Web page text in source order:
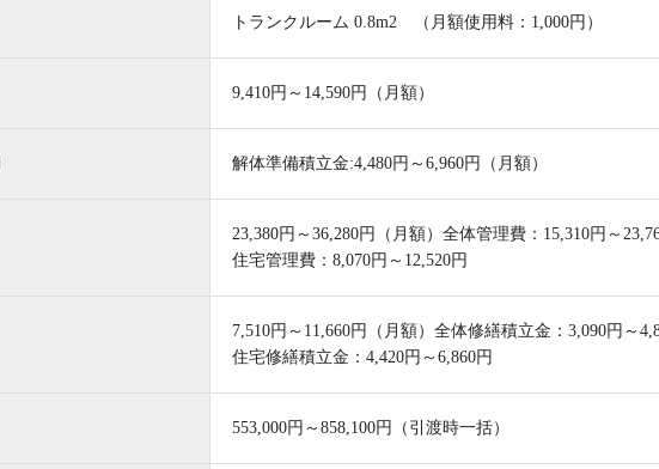
トランクルーム 0.8m2 （月額使用料：1,000円）
9,410円～14,590円（月額）
解体準備積立金:4,480円～6,960円（月額）
23,380円～36,280円（月額）全体管理費：15,310円～
住宅管理費：8,070円～12,520円
7,510円～11,660円（月額）全体修繕積立金：3,090円～
住宅修繕積立金：4,420円～6,860円
553,000円～858,100円（引渡時一括）